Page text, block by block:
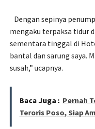
Dengan sepinya
mengaku terpaksa tidur
sementara tinggal di
bantal dan sarung saya.
susah,” ucapnya.
Baca Juga : Pernah
Teroris Poso, Siap